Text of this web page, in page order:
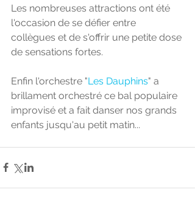
Les nombreuses attractions ont été
l'occasion de se défier entre
collègues et de s'offrir une petite dose
de sensations fortes.
Enfin l'orchestre "Les Dauphins" a
brillament orchestré ce bal populaire
improvisé et a fait danser nos grands
enfants jusqu'au petit matin...